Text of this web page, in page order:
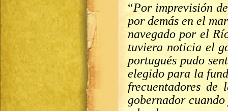
“Por imprevisión
por demás en el
navegado por el
tuviera noticia el
portugués pudo
elegido para la
frecuentadores
gobernador